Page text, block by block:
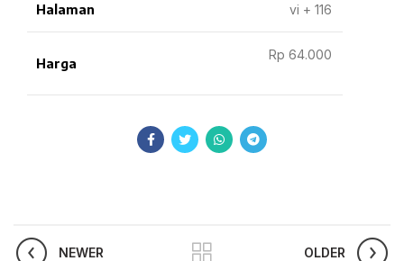
Halaman vi + 116
Harga
Rp 64.000
NEWER OLDER